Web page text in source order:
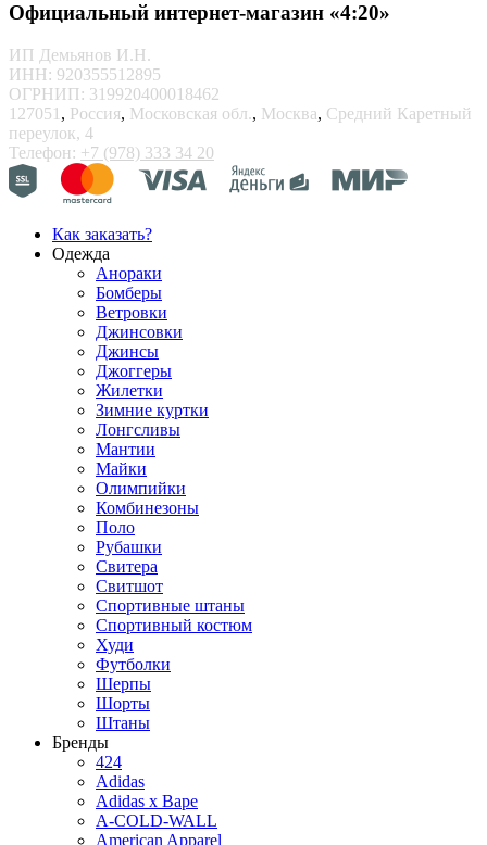
Официальный интернет-магазин «4:20»
ИП Демьянов И.Н.
ИНН: 920355512895
ОГРНИП: 319920400018462
127051 , Россия, Московская обл., Москва, Средний Каретный
переулок, 4
Телефон: +7 (978) 333 34 20
Как заказать?
Одежда
Анораки
Бомберы
Ветровки
Джинсовки
Джинсы
Джоггеры
Жилетки
Зимние куртки
Лонгсливы
Мантии
Майки
Олимпийки
Комбинезоны
Поло
Рубашки
Свитера
Свитшот
Спортивные штаны
Спортивный костюм
Худи
Футболки
Шерпы
Шорты
Штаны
Бренды
424
Adidas
Adidas x Bape
A-COLD-WALL
American Apparel